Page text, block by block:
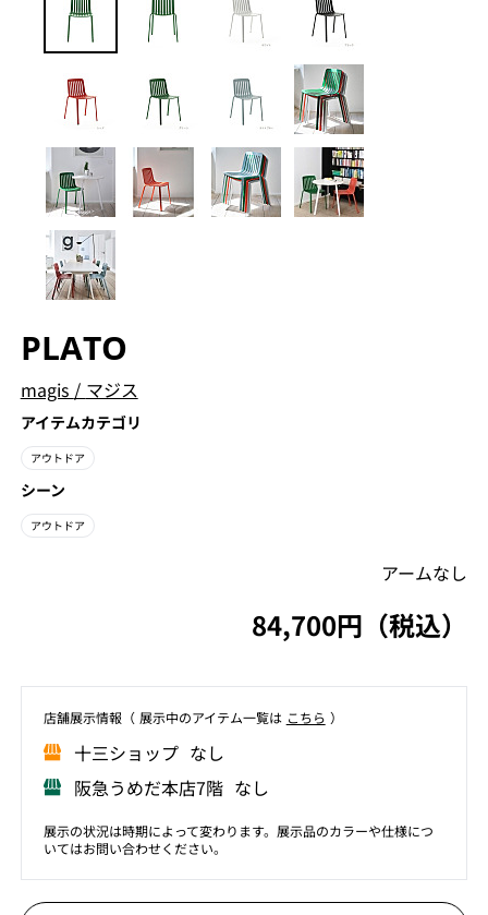
PLATO
magis / マジス
アイテムカテゴリ
アウトドア
シーン
アウトドア
アームなし
84,700円（税込）
店舗展⽰情報（ 展⽰中のアイテム⼀覧は こちら ）
⼗三ショップ なし
阪急うめだ本店7階 なし
展示の状況は時期によって変わります。展示品のカラーや仕様につ
いてはお問い合わせください。